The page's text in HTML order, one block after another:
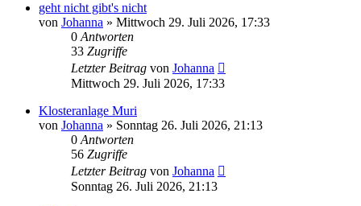
geht nicht gibt's nicht
von Johanna » Mittwoch 29. Juli 2026, 17:33
0 Antworten
33 Zugriffe
Letzter Beitrag von Johanna
Mittwoch 29. Juli 2026, 17:33
Klosteranlage Muri
von Johanna » Sonntag 26. Juli 2026, 21:13
0 Antworten
56 Zugriffe
Letzter Beitrag von Johanna
Sonntag 26. Juli 2026, 21:13